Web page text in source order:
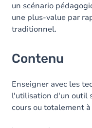
un scénario
une plus-value par
traditionnel.
Contenu
Enseigner avec les
l'utilisation d'un outil
cours ou totalement